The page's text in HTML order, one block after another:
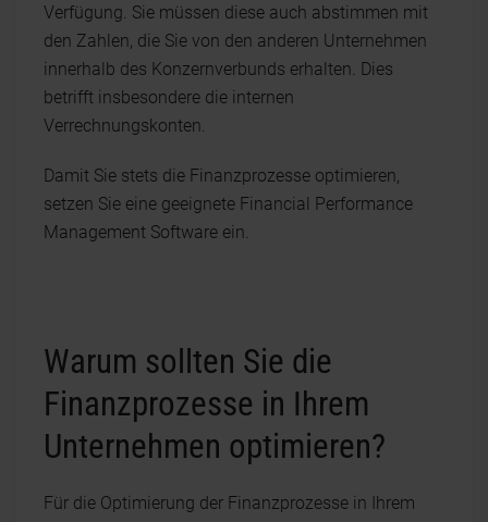
Verfügung. Sie müssen diese auch abstimmen mit
den Zahlen, die Sie von den anderen Unternehmen
innerhalb des Konzernverbunds erhalten. Dies
betrifft insbesondere die internen
Verrechnungskonten.
Damit Sie stets die Finanzprozesse optimieren,
setzen Sie eine geeignete Financial Performance
Management Software ein.
Warum sollten Sie die
Finanzprozesse in Ihrem
Unternehmen optimieren?
Für die Optimierung der Finanzprozesse in Ihrem